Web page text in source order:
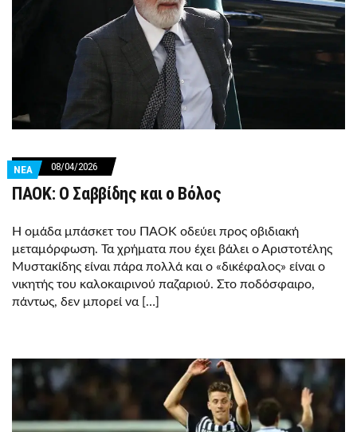
ΝΕΑ 08/04/2026
ΠΑΟΚ: Ο Σαββίδης και ο Βόλος
Η ομάδα μπάσκετ του ΠΑΟΚ οδεύει προς οβιδιακή
μεταμόρφωση. Τα χρήματα που έχει βάλει ο Αριστοτέλης
Μυστακίδης είναι πάρα πολλά και ο «δικέφαλος» είναι ο
νικητής του καλοκαιρινού παζαριού. Στο ποδόσφαιρο,
πάντως, δεν μπορεί να […]